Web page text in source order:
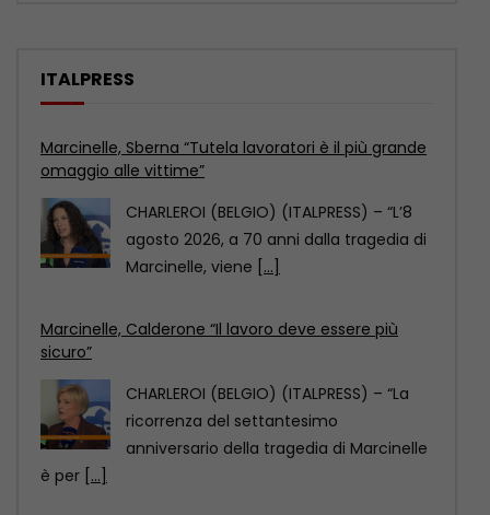
ITALPRESS
Marcinelle, Sberna “Tutela lavoratori è il più grande
omaggio alle vittime”
CHARLEROI (BELGIO) (ITALPRESS) – “L’8
agosto 2026, a 70 anni dalla tragedia di
Marcinelle, viene [...]
Marcinelle, Calderone “Il lavoro deve essere più
sicuro”
CHARLEROI (BELGIO) (ITALPRESS) – “La
ricorrenza del settantesimo
anniversario della tragedia di Marcinelle
è per [...]